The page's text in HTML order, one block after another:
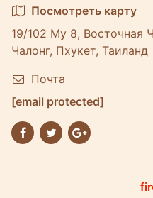
Посмотреть карту
19/102 Му 8, Восточная
Чалонг, Пхукет, Таиланд
Почта
[email protected]